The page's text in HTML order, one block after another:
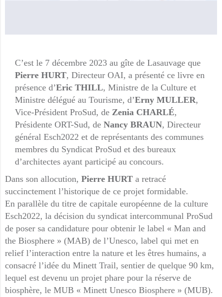
C’est le 7 décembre 2023 au gîte de Lasauvage que
Pierre HURT, Directeur OAI, a présenté ce livre en
présence d’Eric THILL, Ministre de la Culture et
Ministre délégué au Tourisme, d’Erny MULLER,
Vice-Président ProSud, de Zenia CHARLÉ,
Présidente ORT-Sud, de Nancy BRAUN, Directeur
général Esch2022 et de représentants des communes
membres du Syndicat ProSud et des bureaux
d’architectes ayant participé au concours.
Dans son allocution, Pierre HURT a retracé
succinctement l’historique de ce projet formidable.
En parallèle du titre de capitale européenne de la culture
Esch2022, la décision du syndicat intercommunal ProSud
de poser sa candidature pour obtenir le label « Man and
the Biosphere » (MAB) de l’Unesco, label qui met en
relief l’interaction entre la nature et les êtres humains, a
consacré l’idée du Minett Trail, sentier de quelque 90 km,
lequel est devenu un projet phare pour la réserve de
biosphère, le MUB « Minett Unesco Biosphere » (MUB).